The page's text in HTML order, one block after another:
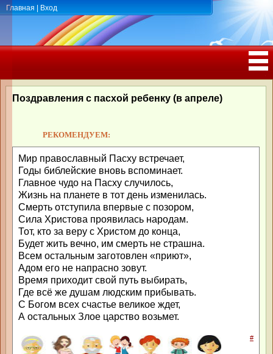
Главная Вход
РОЖДЕНИЯ, ЮБИЛЕЕМ
Поздравления с пасхой ребенку (в апреле)
РЕКОМЕНДУЕМ:
Мир православный Пасху встречает,
Годы библейские вновь вспоминает.
Главное чудо на Пасху случилось,
Жизнь на планете в тот день изменилась.
Смерть отступила впервые с позором,
Сила Христова проявилась народам.
Тот, кто за веру с Христом до конца,
Будет жить вечно, им смерть не страшна.
Всем остальным заготовлен «приют»,
Адом его не напрасно зовут.
Время приходит свой путь выбирать,
Где всё же душам людским прибывать.
С Богом всех счастье великое ждет,
А остальных Злое царство возьмет.
#